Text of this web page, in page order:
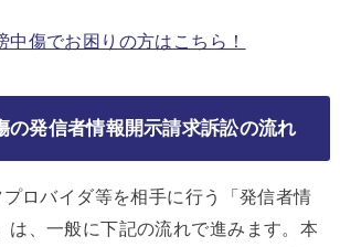
傷でお困りの方はこちら！
の発信者情報開示請求訴訟の流れ
ロバイダ等を相手に行う「発信者情
は、一般に下記の流れで進みます。本